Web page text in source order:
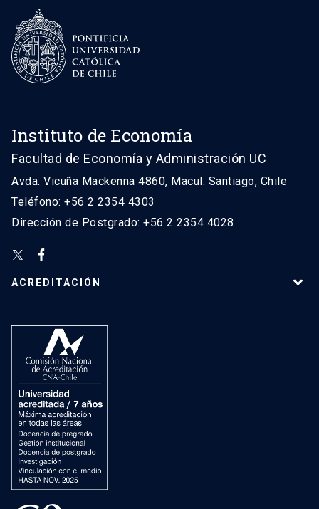
Instituto de Economía
Facultad de Economía y Administración UC
Avda. Vicuña Mackenna 4860, Macul. Santiago, Chile
Teléfono: +56 2 2354 4303
Dirección de Postgrado: +56 2 2354 4028
ACREDITACIÓN